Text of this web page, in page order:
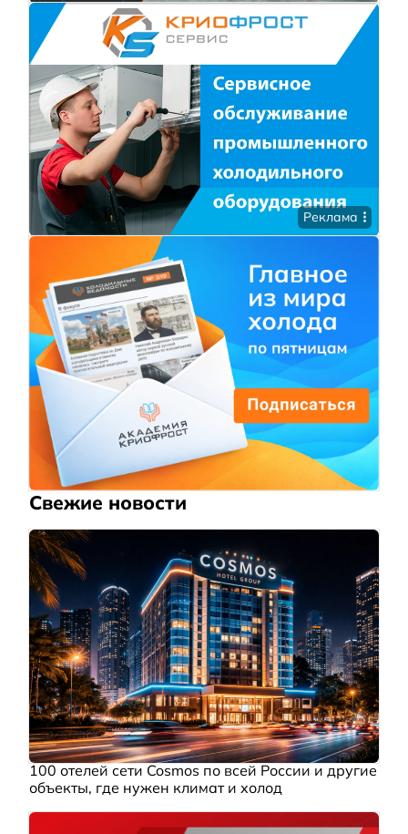
Реклама
Свежие новости
100 отелей сети Cosmos по всей России и другие
объекты, где нужен климат и холод